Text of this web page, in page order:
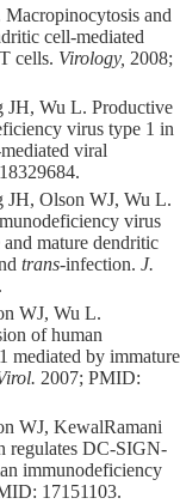
and
cell-mediated
cells. Virology, 2008;
JH, Wu L. Productive
virus type 1 in
viral
.
JH, Olson WJ, Wu L.
virus
mature dendritic
trans-infection. J.
WJ, Wu L.
of human
mediated by immature
. 2007; PMID:
WJ, KewalRamani
regulatesDC-SIGN-
immunodeficiency
ID: 17151103.